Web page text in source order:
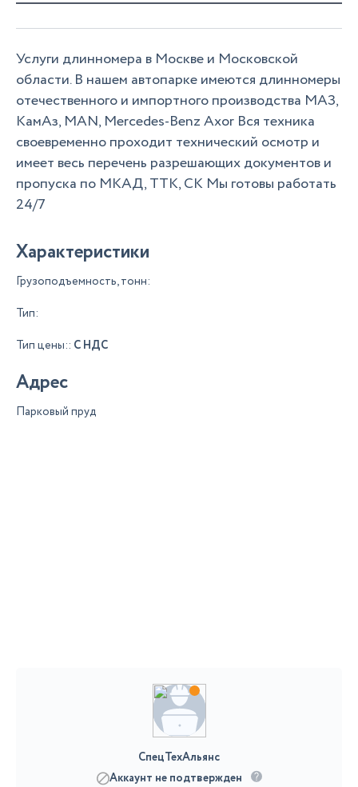
Услуги длинномера в Москве и Московской
области. В нашем автопарке имеются длинномеры
отечественного и импортного производства МАЗ,
КамАз, MAN, Mercedes-Benz Axor Вся техника
своевременно проходит технический осмотр и
имеет весь перечень разрешающих документов и
пропуска по МКАД, ТТК, СК Мы готовы работать
24/7
Характеристики
Грузоподъемность, тонн:
Тип:
Тип цены:: С НДС
Адрес
Парковый пруд
СпецТехАльянс
Аккаунт не подтвержден